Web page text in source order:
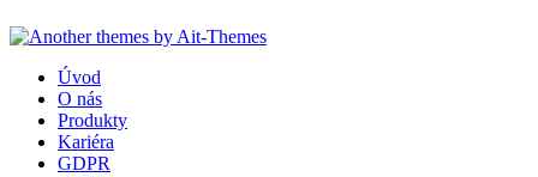
Úvod
O nás
Produkty
Kariéra
GDPR